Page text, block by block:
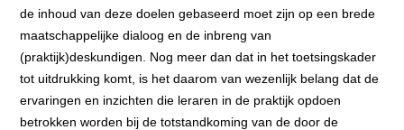
de inhoud van deze doelen gebaseerd moet zijn op een brede
maatschappelijke dialoog en de inbreng van
(praktijk)deskundigen. Nog meer dan dat in het toetsingskader
tot uitdrukking komt, is het daarom van wezenlijk belang dat de
ervaringen en inzichten die leraren in de praktijk opdoen
betrokken worden bij de totstandkoming van de door de